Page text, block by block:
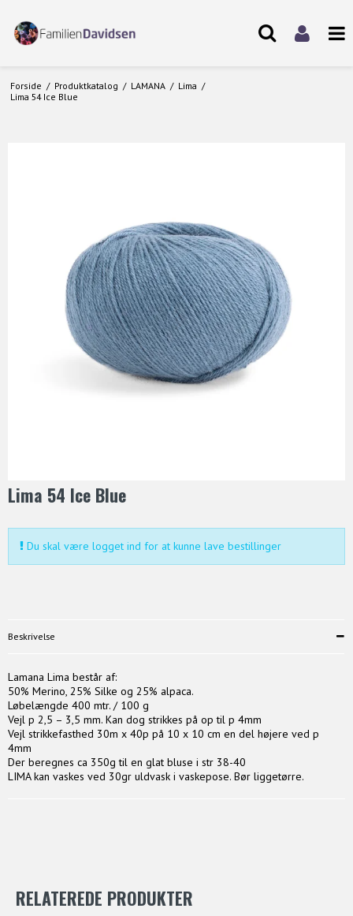
Forside / Produktkatalog / LAMANA / Lima /
Lima 54 Ice Blue
Lima 54 Ice Blue
Du skal være logget ind for at kunne lave bestillinger
Beskrivelse
Lamana Lima består af:
50% Merino, 25% Silke og 25% alpaca.
Løbelængde 400 mtr. / 100 g
Vejl p 2,5 – 3,5 mm. Kan dog strikkes på op til p 4mm
Vejl strikkefasthed 30m x 40p på 10 x 10 cm en del højere ved p
4mm
Der beregnes ca 350g til en glat bluse i str 38-40
LIMA kan vaskes ved 30gr uldvask i vaskepose. Bør liggetørre.
RELATEREDE PRODUKTER